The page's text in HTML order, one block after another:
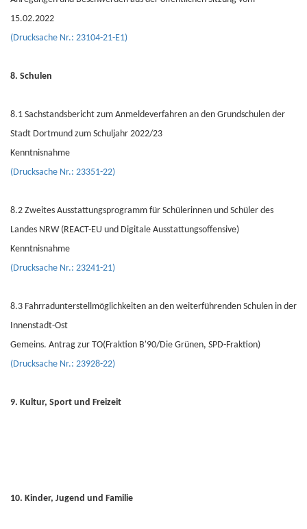
15.02.2022
(Drucksache Nr.: 23104-21-E1)
8. Schulen
8.1 Sachstandsbericht zum Anmeldeverfahren an den Grundschulen der
Stadt Dortmund zum Schuljahr 2022/23
Kenntnisnahme
(Drucksache Nr.: 23351-22)
8.2 Zweites Ausstattungsprogramm für Schülerinnen und Schüler des
Landes NRW (REACT-EU und Digitale Ausstattungsoffensive)
Kenntnisnahme
(Drucksache Nr.: 23241-21)
8.3 Fahrradunterstellmöglichkeiten an den weiterführenden Schulen in der
Innenstadt-Ost
Gemeins. Antrag zur TO(Fraktion B'90/Die Grünen, SPD-Fraktion)
(Drucksache Nr.: 23928-22)
9. Kultur, Sport und Freizeit
10. Kinder, Jugend und Familie